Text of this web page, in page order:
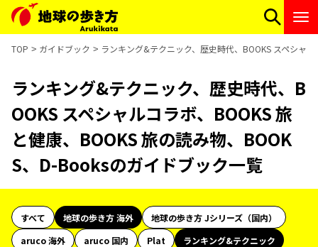
TOP ガイドブック ランキング&テクニック、歴史時代、BOOKS スペシャ
ランキング&テクニック、歴史時代、B
OOKS スペシャルコラボ、BOOKS 旅
と健康、BOOKS 旅の読み物、BOOK
S、D-Booksのガイドブック一覧
すべて 地球の歩き方 海外
地球の歩き方 Jシリーズ（国内）
aruco 海外
aruco 国内 Plat
ランキング&テクニック